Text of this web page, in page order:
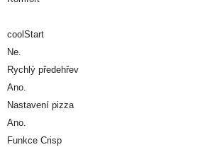
coolStart
Ne.
Rychlý předehřev
Ano.
Nastavení pizza
Ano.
Funkce Crisp